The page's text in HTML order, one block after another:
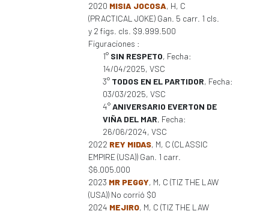
2020 MISIA JOCOSA, H, C
(PRACTICAL JOKE) Gan. 5 carr. 1 cls.
y 2 figs. cls. $9.999.500
Figuraciones :
1° SIN RESPETO, Fecha:
14/04/2025, VSC
3° TODOS EN EL PARTIDOR, Fecha:
03/03/2025, VSC
4°ANIVERSARIO EVERTON DE
VIÑA DEL MAR, Fecha:
26/06/2024, VSC
2022 REY MIDAS, M, C (CLASSIC
EMPIRE (USA)) Gan. 1 carr.
$6.005.000
2023 MR PEGGY, M, C (TIZ THE LAW
(USA)) No corrió $0
2024 MEJIRO, M, C (TIZ THE LAW